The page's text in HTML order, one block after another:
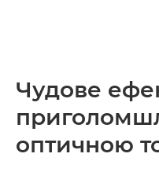
Чудове
оптичною